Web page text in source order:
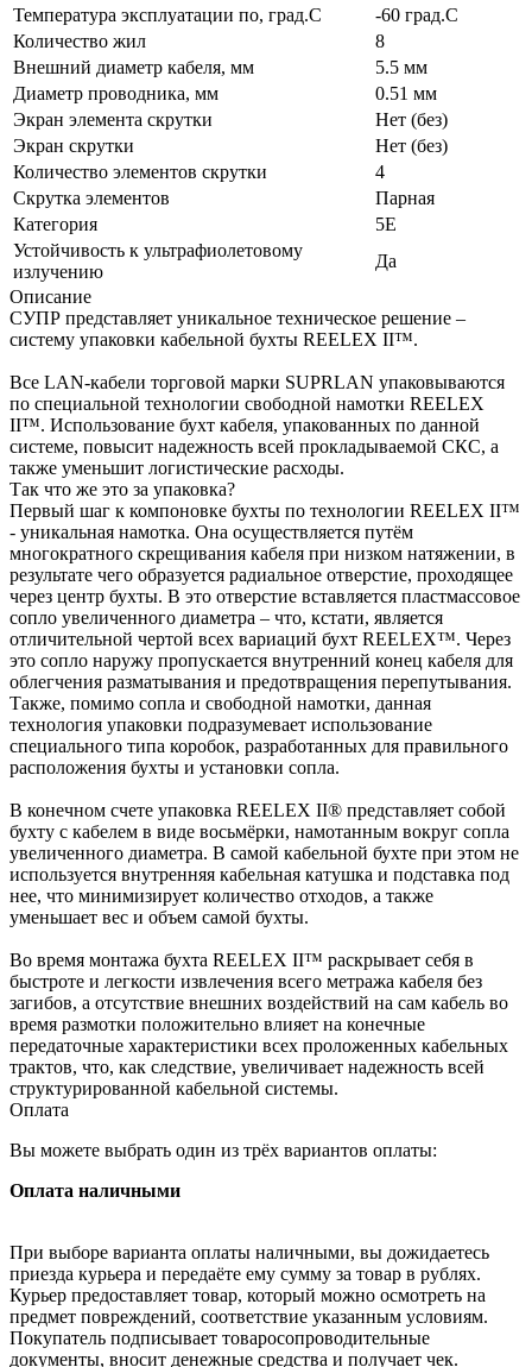
Температура эксплуатации по, град.C
-60 град.C
Количество жил
8
Внешний диаметр кабеля, мм
5.5 мм
Диаметр проводника, мм
0.51 мм
Экран элемента скрутки
Нет (без)
Экран скрутки
Нет (без)
Количество элементов скрутки
4
Скрутка элементов
Парная
Категория
5E
Устойчивость к ультрафиолетовому
излучению
Да
Описание
СУПР представляет уникальное техническое решение –
систему упаковки кабельной бухты REELEX II™.
Все LAN-кабели торговой марки SUPRLAN упаковываются
по специальной технологии свободной намотки REELEX
II™. Использование бухт кабеля, упакованных по данной
системе, повысит надежность всей прокладываемой СКС, а
также уменьшит логистические расходы.
Так что же это за упаковка?
Первый шаг к компоновке бухты по технологии REELEX II™
- уникальная намотка. Она осуществляется путём
многократного скрещивания кабеля при низком натяжении, в
результате чего образуется радиальное отверстие, проходящее
через центр бухты. В это отверстие вставляется пластмассовое
сопло увеличенного диаметра – что, кстати, является
отличительной чертой всех вариаций бухт REELEX™. Через
это сопло наружу пропускается внутренний конец кабеля для
облегчения разматывания и предотвращения перепутывания.
Также, помимо сопла и свободной намотки, данная
технология упаковки подразумевает использование
специального типа коробок, разработанных для правильного
расположения бухты и установки сопла.
В конечном счете упаковка REELEX II® представляет собой
бухту с кабелем в виде восьмёрки, намотанным вокруг сопла
увеличенного диаметра. В самой кабельной бухте при этом не
используется внутренняя кабельная катушка и подставка под
нее, что минимизирует количество отходов, а также
уменьшает вес и объем самой бухты.
Во время монтажа бухта REELEX II™ раскрывает себя в
быстроте и легкости извлечения всего метража кабеля без
загибов, а отсутствие внешних воздействий на сам кабель во
время размотки положительно влияет на конечные
передаточные характеристики всех проложенных кабельных
трактов, что, как следствие, увеличивает надежность всей
структурированной кабельной системы.
Оплата
Вы можете выбрать один из трёх вариантов оплаты:
Оплата наличными
При выборе варианта оплаты наличными, вы дожидаетесь
приезда курьера и передаёте ему сумму за товар в рублях.
Курьер предоставляет товар, который можно осмотреть на
предмет повреждений, соответствие указанным условиям.
Покупатель подписывает товаросопроводительные
документы, вносит денежные средства и получает чек.